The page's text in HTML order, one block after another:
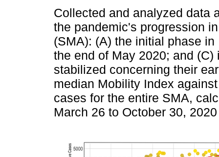
Collected and analyzed data
the pandemic's progression
(SMA): (A) the initial phase
the end of May 2020; and
stabilized concerning their
median Mobility Index
cases for the entire SMA,
March 26 to October 30,